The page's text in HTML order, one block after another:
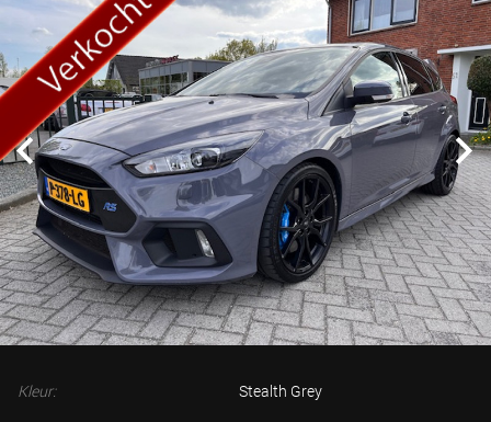
Kleur: Stealth Grey